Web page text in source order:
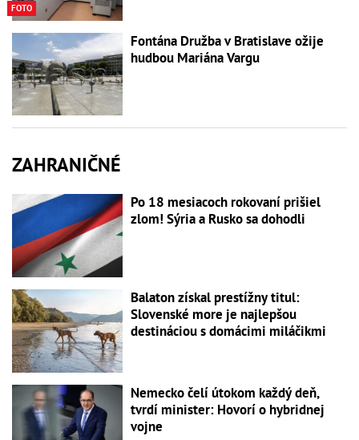
FOTO
Fontána Družba v Bratislave ožije
hudbou Mariána Vargu
ZAHRANIČNÉ
Po 18 mesiacoch rokovaní prišiel
zlom! Sýria a Rusko sa dohodli
Balaton získal prestížny titul:
Slovenské more je najlepšou
destináciou s domácimi miláčikmi
Nemecko čelí útokom každý deň,
tvrdí minister: Hovorí o hybridnej
vojne